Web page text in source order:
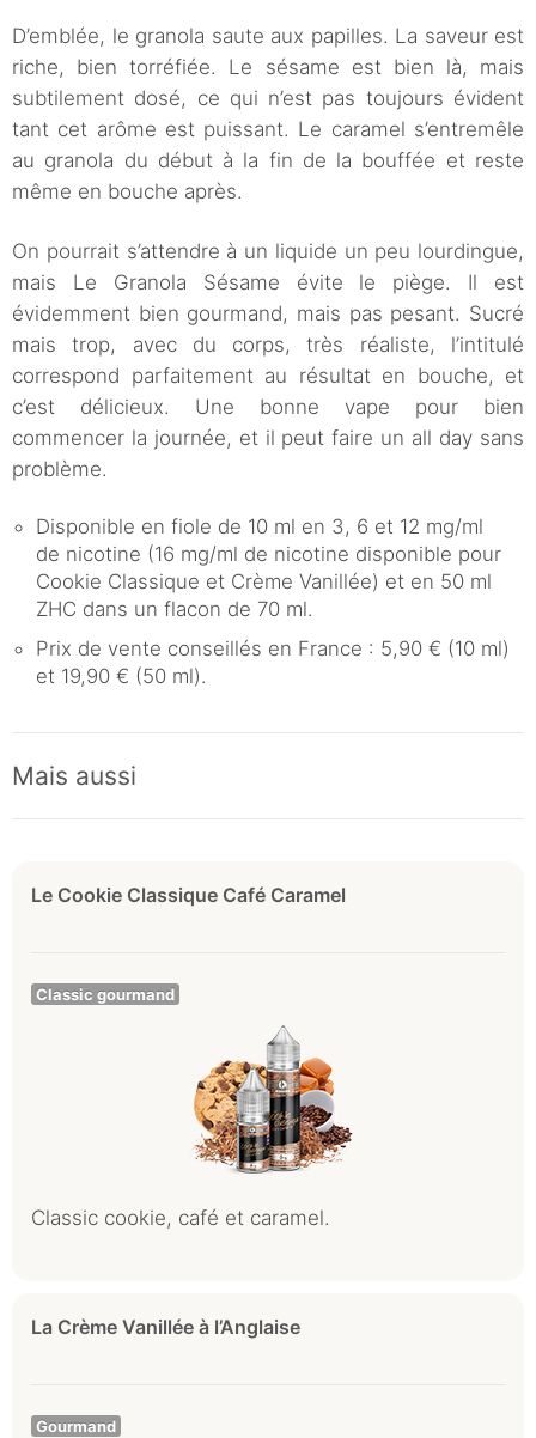
D’emblée, le granola saute aux papilles. La saveur est
riche, bien torréfiée. Le sésame est bien là, mais
subtilement dosé, ce qui n’est pas toujours évident
tant cet arôme est puissant. Le caramel s’entremêle
au granola du début à la fin de la bouffée et reste
même en bouche après.
On pourrait s’attendre à un liquide un peu lourdingue,
mais Le Granola Sésame évite le piège. Il est
évidemment bien gourmand, mais pas pesant. Sucré
mais trop, avec du corps, très réaliste, l’intitulé
correspond parfaitement au résultat en bouche, et
c’est délicieux. Une bonne vape pour bien
commencer la journée, et il peut faire un all day sans
problème.
Disponible en fiole de 10 ml en 3, 6 et 12 mg/ml
de nicotine (16 mg/ml de nicotine disponible pour
Cookie Classique et Crème Vanillée) et en 50 ml
ZHC dans un flacon de 70 ml.
Prix de vente conseillés en France : 5,90 € (10 ml)
et 19,90 € (50 ml).
Mais aussi
Le Cookie Classique Café Caramel
Classic gourmand
Classic cookie, café et caramel.
La Crème Vanillée à l’Anglaise
Gourmand